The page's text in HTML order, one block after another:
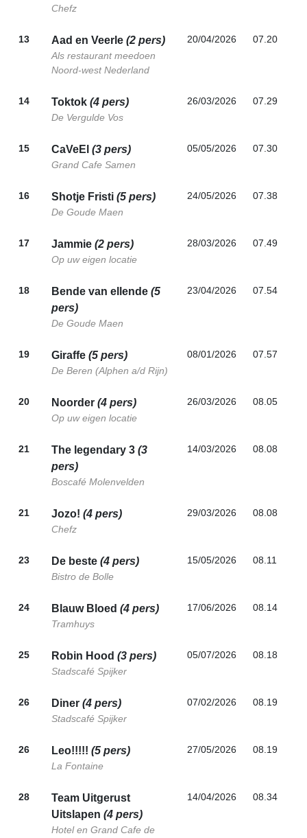
Chefz
13 Aad en Veerle (2 pers)
Als restaurant meedoen
Noord-west Nederland
20/04/2026 07.20
14 Toktok (4 pers)
De Vergulde Vos
26/03/2026 07.29
15 CaVeEl (3 pers)
Grand Cafe Samen
05/05/2026 07.30
16 Shotje Fristi (5 pers)
De Goude Maen
24/05/2026 07.38
17 Jammie (2 pers)
Op uw eigen locatie
28/03/2026 07.49
18 Bende van ellende (5
pers)
De Goude Maen
23/04/2026 07.54
19 Giraffe (5 pers)
De Beren (Alphen a/d Rijn)
08/01/2026 07.57
20 Noorder (4 pers)
Op uw eigen locatie
26/03/2026 08.05
21 The legendary 3 (3
pers)
Boscafé Molenvelden
14/03/2026 08.08
21 Jozo! (4 pers)
Chefz
29/03/2026 08.08
23 De beste (4 pers)
Bistro de Bolle
15/05/2026 08.11
24 Blauw Bloed (4 pers)
Tramhuys
17/06/2026 08.14
25 Robin Hood (3 pers)
Stadscafé Spijker
05/07/2026 08.18
26 Diner (4 pers)
Stadscafé Spijker
07/02/2026 08.19
26 Leo!!!!! (5 pers)
La Fontaine
27/05/2026 08.19
28
Team Uitgerust
Uitslapen (4 pers)
Hotel en Grand Cafe de
14/04/2026 08.34